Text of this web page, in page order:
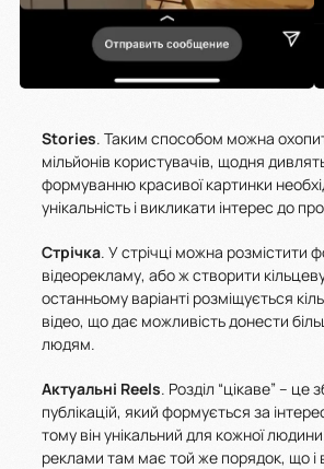
Stories. Таким способом можна
мільйонів користувачів, щодня
формуванню красивої картинки
унікальність і викликати інтерес до
Стрічка. У стрічці можна розмістити
відеорекламу, або ж створити
останньому варіанті розміщується
відео, що дає можливість донести
людям.
Актуальні Reels. Розділ “цікаве” – це
публікацій, який формується за
тому він унікальний для кожної
реклами там має той же порядок, що і в